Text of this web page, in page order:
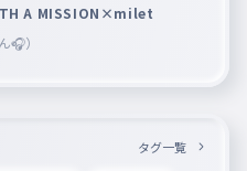
A MISSION×milet
🎧）
タグ一覧